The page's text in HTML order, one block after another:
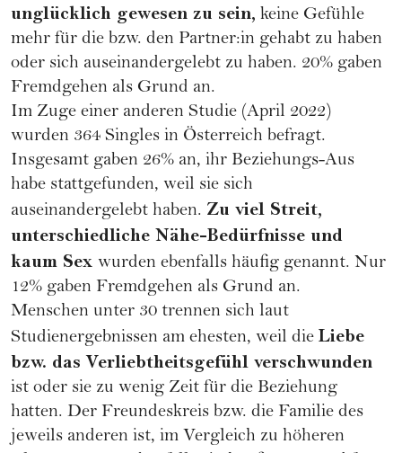
unglücklich gewesen zu sein, keine Gefühle
mehr für die bzw. den Partner:in gehabt zu haben
oder sich auseinandergelebt zu haben. 20% gaben
Fremdgehen als Grund an.
Im Zuge einer anderen Studie (April 2022)
wurden 364 Singles in Österreich befragt.
Insgesamt gaben 26% an, ihr Beziehungs-Aus
habe stattgefunden, weil sie sich
auseinandergelebt haben. Zu viel Streit,
unterschiedliche Nähe-Bedürfnisse und
kaum Sex wurden ebenfalls häufig genannt. Nur
12% gaben Fremdgehen als Grund an.
Menschen unter 30 trennen sich laut
Studienergebnissen am ehesten, weil die Liebe
bzw. das Verliebtheitsgefühl verschwunden
ist oder sie zu wenig Zeit für die Beziehung
hatten. Der Freundeskreis bzw. die Familie des
jeweils anderen ist, im Vergleich zu höheren